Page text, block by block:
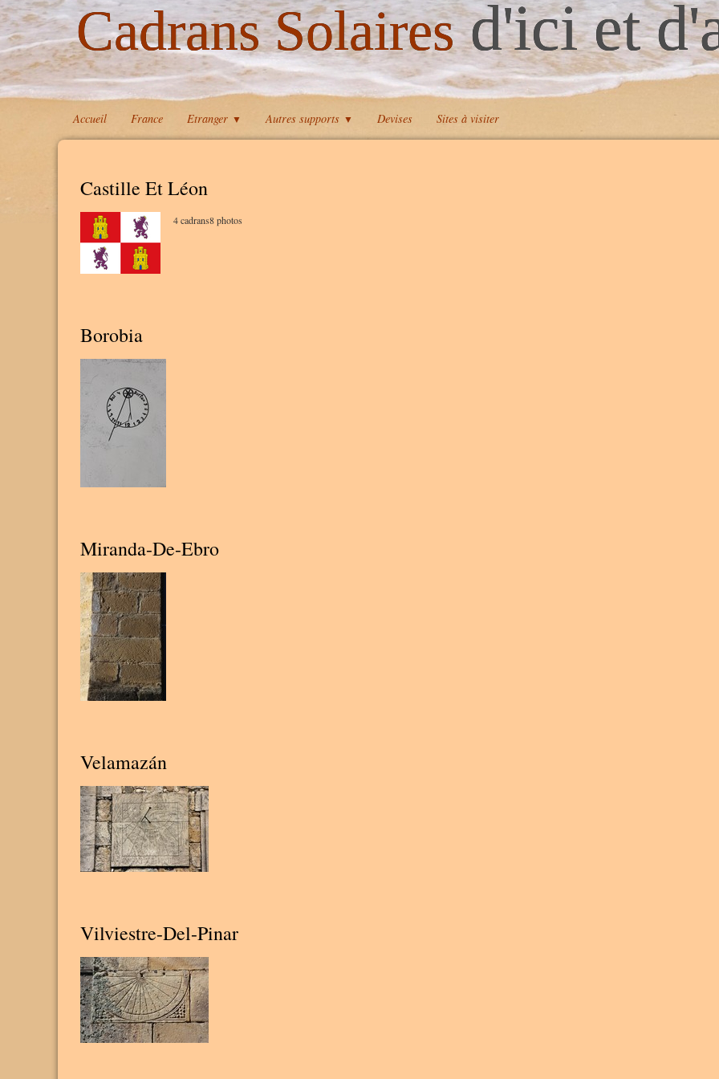
Cadrans Solairesd'ici et
Accueil France Etranger ▼ Autres supports ▼ Devises Sites à visiter
Castille Et Léon
4 cadrans8 photos
Borobia
Miranda-De-Ebro
Velamazán
Vilviestre-Del-Pinar